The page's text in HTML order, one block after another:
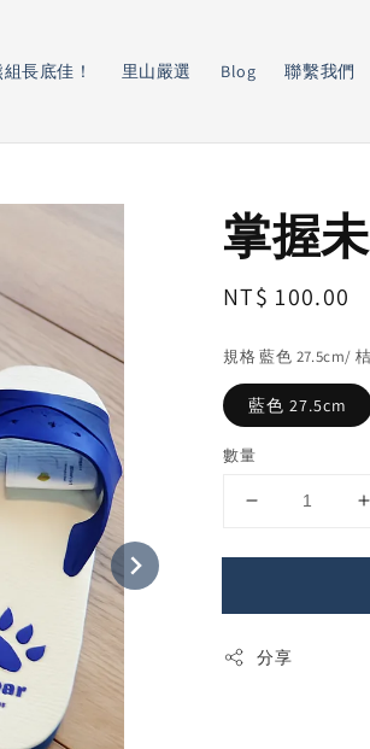
長底佳！ 里山嚴選 Blog 聯繫我們
掌握
Regular
NT$ 100.00
規格 藍色 27.5cm/
藍色 27.5cm
數量
分享